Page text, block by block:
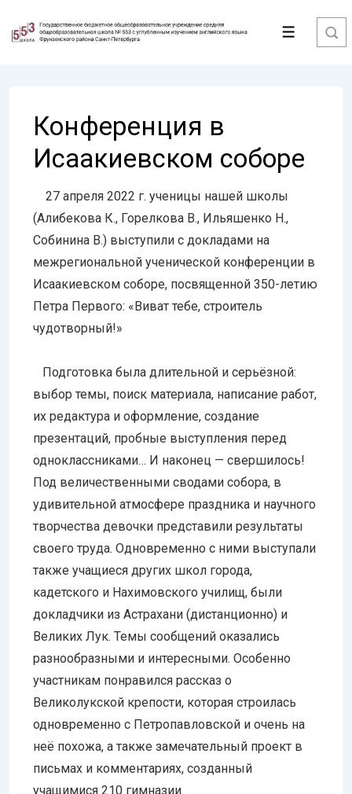
Перейти
Меню
Конференция в
Исаакиевском соборе
27 апреля 2022 г. ученицы нашей школы
(Алибекова К., Горелкова В., Ильяшенко Н.,
Собинина В.) выступили с докладами на
межрегиональной ученической конференции в
Исаакиевском соборе, посвященной 350-летию
Петра Первого: «Виват тебе, строитель
чудотворный!»
Подготовка была длительной и серьёзной:
выбор темы, поиск материала, написание работ,
их редактура и оформление, создание
презентаций, пробные выступления перед
одноклассниками… И наконец — свершилось!
Под величественными сводами собора, в
удивительной атмосфере праздника и научного
творчества девочки представили результаты
своего труда. Одновременно с ними выступали
также учащиеся других школ города,
кадетского и Нахимовского училищ, были
докладчики из Астрахани (дистанционно) и
Великих Лук. Темы сообщений оказались
разнообразными и интересными. Особенно
участникам понравился рассказ о
Великолукской крепости, которая строилась
одновременно с Петропавловской и очень на
неё похожа, а также замечательный проект в
письмах и комментариях, созданный
учащимися 210 гимназии.